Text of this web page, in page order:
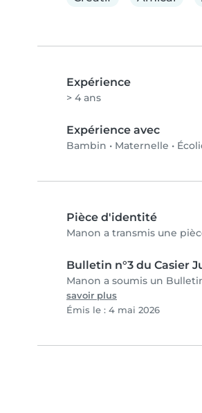
Expérience
> 4 ans
Expérience avec
Bambin • Maternelle •
Pièce d'identité
Manon a transmis une
Bulletin n°3 du Casier
Manon a soumis un
savoir plus
Émis le : 4 mai 2026